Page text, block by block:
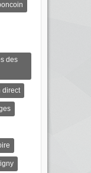
des
direct